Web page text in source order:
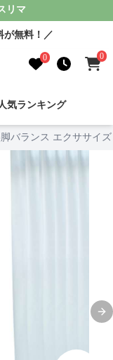
リマ
が無料！／
0 0
気ランキング
バランス エクササイ